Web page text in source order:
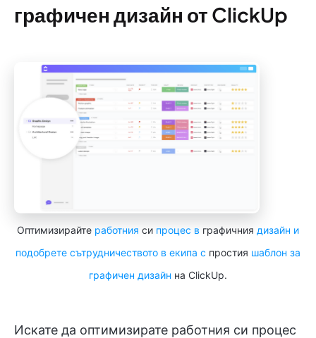
графичен дизайн от ClickUp
Оптимизирайте работния си процес в графичния дизайн и
подобрете сътрудничеството в екипа с простия шаблон за
графичен дизайн на ClickUp.
Искате да оптимизирате работния си процес